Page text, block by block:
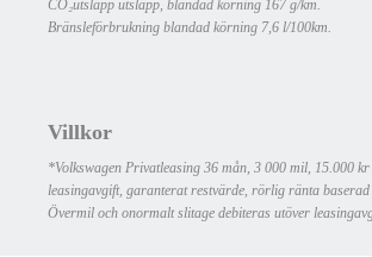
CO₂utsläpp utsläpp, blandad körning 167 g/km.
Bränsleförbrukning blandad körning 7,6 l/100km.
Villkor
*Volkswagen Privatleasing 36 mån, 3 000 mil, 15.000
leasingavgift, garanterat restvärde, rörlig ränta baserad
Övermil och onormalt slitage debiteras utöver